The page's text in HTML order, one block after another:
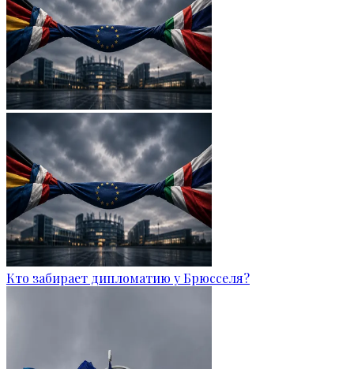
Кто забирает дипломатию у Брюсселя?